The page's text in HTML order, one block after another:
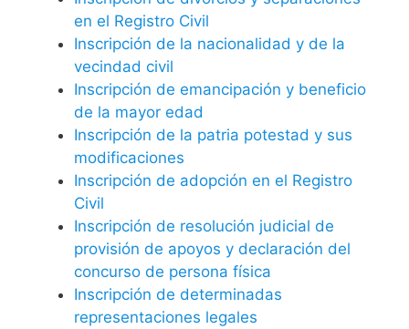
en el Registro Civil
Inscripción de la nacionalidad y de la
vecindad civil
Inscripción de emancipación y beneficio
de la mayor edad
Inscripción de la patria potestad y sus
modificaciones
Inscripción de adopción en el Registro
Civil
Inscripción de resolución judicial de
provisión de apoyos y declaración del
concurso de persona física
Inscripción de determinadas
representaciones legales